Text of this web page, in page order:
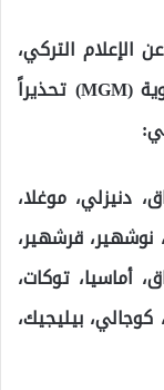
الإعلام التركي،
فقد أصدرت المديرية العامة للأرصاد الجوية (MGM) تحذيراً
دنيزلي، موغلا،
نوشهير، قرشهير،
أماسيا، توكات،
بيليجيك،